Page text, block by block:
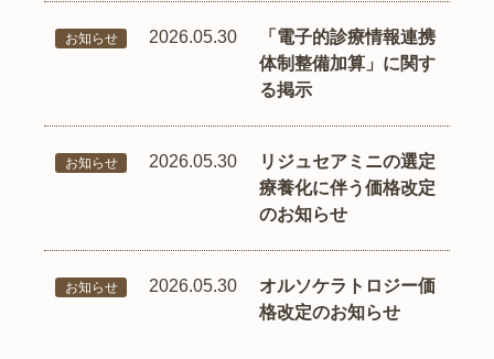
お知らせ 2026.05.30
「電子的診療情報連携
体制整備加算」に関す
る掲示
お知らせ 2026.05.30
リジュセアミニの選定
療養化に伴う価格改定
のお知らせ
お知らせ 2026.05.30
オルソケラトロジー価
格改定のお知らせ